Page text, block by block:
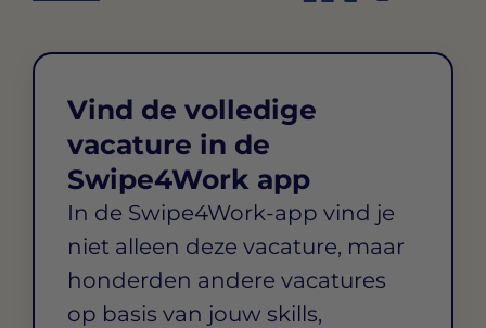
Vind de volledige
vacature in de
Swipe4Work app
In de Swipe4Work-app vind je
niet alleen deze vacature, maar
honderden andere vacatures
op basis van jouw skills,